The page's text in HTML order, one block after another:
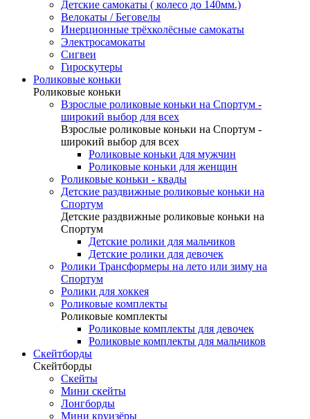
Детские самокаты ( колесо до 140мм.)
Велокаты / Беговелы
Инерционные трёхколёсные самокаты
Электросамокаты
Сигвеи
Гироскутеры
Роликовые коньки
Роликовые коньки
Взрослые роликовые коньки на Спортум -
широкий выбор для всех
Взрослые роликовые коньки на Спортум -
широкий выбор для всех
Роликовые коньки для мужчин
Роликовые коньки для женщин
Роликовые коньки - квады
Детские раздвижные роликовые коньки на
Спортум
Детские раздвижные роликовые коньки на
Спортум
Детские ролики для мальчиков
Детские ролики для девочек
Ролики Трансформеры на лето или зиму на
Спортум
Ролики для хоккея
Роликовые комплекты
Роликовые комплекты
Роликовые комплекты для девочек
Роликовые комплекты для мальчиков
Скейтборды
Скейтборды
Скейты
Мини скейты
Лонгборды
Мини круизёры